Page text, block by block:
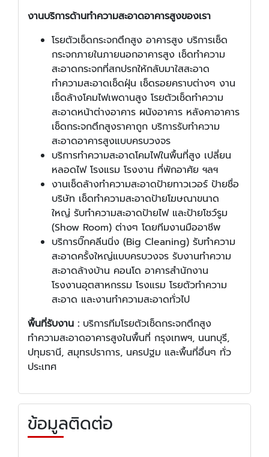
งานบริการด้านทำความสะอาดอาคารสูงของเรา
โรยตัวเช็ดกระจกตึกสูง อาคารสูง บริการเช็ด
กระจกภายในภายนอกอาคารสูง เช็ดทำความ
สะอาดกระจกที่สกปรกให้กลับมาใสสะอาด
ทำความสะอาดเช็ดฝุ่น เช็ดรอยคราบต่างๆ งาน
เช็ดล้างโคมไฟเพดานสูง โรยตัวเช็ดทำความ
สะอาดหน้าต่างอาคาร ผนังอาคาร หลังคาอาคาร
เช็ดกระจกตึกสูงราคาถูก บริการรับทำความ
สะอาดอาคารสูงแบบครบวงจร
บริการทำความสะอาดโคมไฟในพื้นที่สูง เปลี่ยน
หลอดไฟ โรงแรม โรงงาน ที่พักอาศัย ฯลฯ
งานเช็ดล้างทำความสะอาดป้ายทาวเวอร์ ป้ายชื่อ
บริษัท เช็ดทำความสะอาดป้ายโฆษณาขนาด
ใหญ่ รับทำความสะอาดป้ายไฟ และป้ายโชว์รูม
(Show Room) ต่างๆ โดยทีมงานมืออาชีพ
บริการบิ๊กคลีนนิ่ง (Big Cleaning) รับทำความ
สะอาดครั้งใหญ่แบบครบวงจร รับงานทำความ
สะอาดล้างบ้าน คอนโด อาคารสำนักงาน
โรงงานอุตสาหกรรม โรงแรม โรยตัวทำความ
สะอาด และงานทำความสะอาดทั่วไป
พื้นที่รับงาน : บริการทีมโรยตัวเช็ดกระจกตึกสูง
ทำความสะอาดอาคารสูงในพื้นที่ กรุงเทพฯ, นนทบุรี,
ปทุมธานี, สมุทรปราการ, นครปฐม และพื้นที่อื่นๆ ทั่ว
ประเทศ
ข้อมูลติดต่อ